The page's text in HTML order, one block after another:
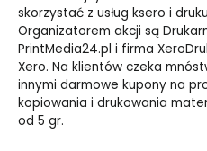
skorzystać z usług ksero i
Organizatorem akcji są
PrintMedia24.pl i firma
Xero. Na klientów czeka
innymi darmowe kupony na
kopiowania i drukowania
od 5 gr.